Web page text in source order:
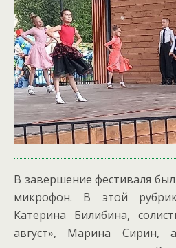
В завершение фестиваля
микрофон. В этой
Катерина Билибина,
август», Марина Сирин,